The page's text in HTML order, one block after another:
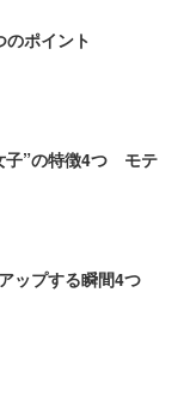
のポイント
子”の特徴4つ モテ
ップする瞬間4つ